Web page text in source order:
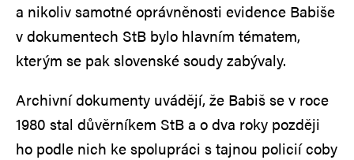
a nikoliv samotné oprávněnosti evidence Babiše
v dokumentech StB bylo hlavním tématem,
kterým se pak slovenské soudy zabývaly.
Archivní dokumenty uvádějí, že Babiš se v roce
1980 stal důvěrníkem StB a o dva roky později
ho podle nich ke spolupráci s tajnou policií coby